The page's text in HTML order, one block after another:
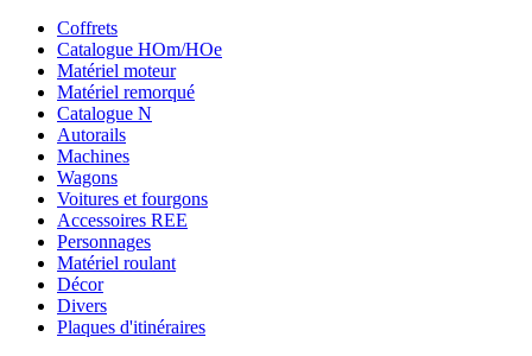
Coffrets
Catalogue HOm/HOe
Matériel moteur
Matériel remorqué
Catalogue N
Autorails
Machines
Wagons
Voitures et fourgons
Accessoires REE
Personnages
Matériel roulant
Décor
Divers
Plaques d'itinéraires